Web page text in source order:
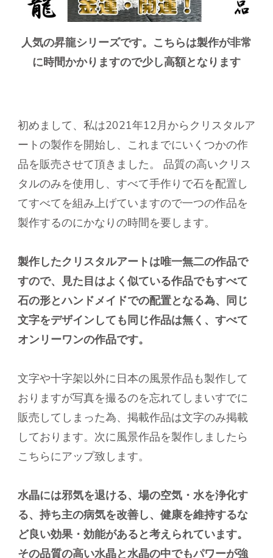
人気の昇龍シリーズです。こちらは製作が非常
に時間かかりますので少し高額となります
初めまして、私は2021年12月からクリスタルア
ートの製作を開始し、これまでにいくつかの作
品を販売させて頂きました。 品質の高いクリス
タルのみを使用し、すべて手作りで石を配置し
てすべてを組み上げていますので一つの作品を
製作するのにかなりの時間を要します。
製作したクリスタルアートは唯一無二の作品で
すので、見た目はよく似ている作品でもすべて
石の形とハンドメイドでの配置となる為、同じ
文字をデザインしても同じ作品は無く、すべて
オンリーワンの作品です。
文字や十字架以外に日本の風景作品も製作して
おりますが写真を撮るのを忘れてしまいすでに
販売してしまった為、掲載作品は文字のみ掲載
しております。次に風景作品を製作しましたら
こちらにアップ致します。
水晶には邪気を退ける、場の空気・水を浄化す
る、持ち主の病気を改善し、健康を維持するな
ど良い効果・効能があると考えられています。
その品質の高い水晶と水晶の中でもパワーが強